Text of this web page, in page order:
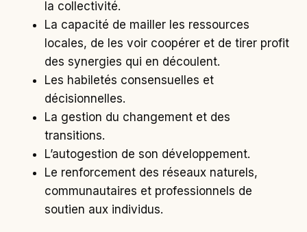
la collectivité.
La capacité de mailler les ressources
locales, de les voir coopérer et de tirer profit
des synergies qui en découlent.
Les habiletés consensuelles et
décisionnelles.
La gestion du changement et des
transitions.
L’autogestion de son développement.
Le renforcement des réseaux naturels,
communautaires et professionnels de
soutien aux individus.